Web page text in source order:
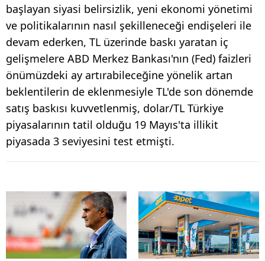
başlayan siyasi belirsizlik, yeni ekonomi yönetimi
ve politikalarının nasıl şekilleneceği endişeleri ile
devam ederken, TL üzerinde baskı yaratan iç
gelişmelere ABD Merkez Bankası'nın (Fed) faizleri
önümüzdeki ay artırabileceğine yönelik artan
beklentilerin de eklenmesiyle TL'de son dönemde
satış baskısı kuvvetlenmiş, dolar/TL Türkiye
piyasalarının tatil olduğu 19 Mayıs'ta illikit
piyasada 3 seviyesini test etmişti.